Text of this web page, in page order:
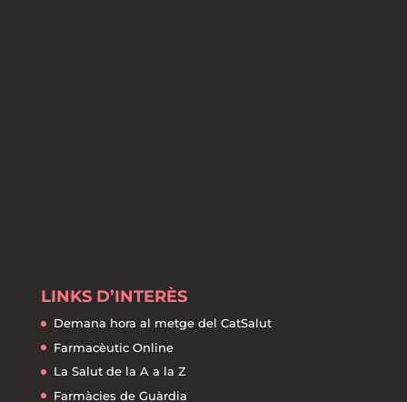
LINKS D’INTERÈS
Demana hora al metge del CatSalut
Farmacèutic Online
La Salut de la A a la Z
Farmàcies de Guàrdia